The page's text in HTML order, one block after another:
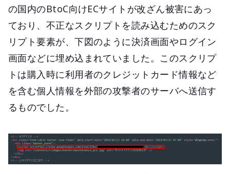
の国内のBtoC向けECサイトが改ざん被害にあっ
ており、不正なスクリプトを読み込むためのスク
リプト要素が、下図のように決済画面やログイン
画面などに埋め込まれていました。このスクリプ
トは購入時に利用者のクレジットカード情報など
を含む個人情報を外部の攻撃者のサーバへ送信す
るものでした。